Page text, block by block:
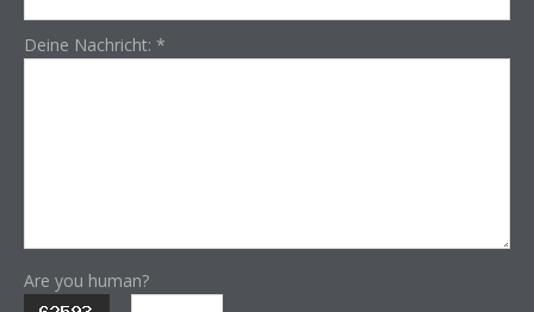
Deine Nachricht: *
Are you human?